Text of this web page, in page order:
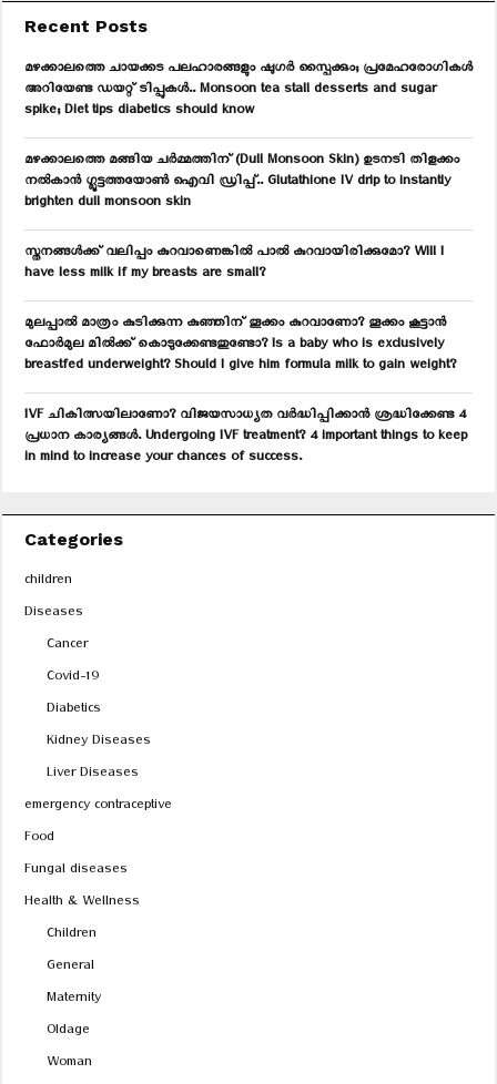
c
f
o
r
:
A
C
Recent Posts
മഴക്കാലത്തെ ചായക്കട പലഹാരങ്ങളും ഷുഗർ സ്പൈക്കും; പ്രമേഹരോഗികൾ
അറിയേണ്ട ഡയറ്റ് ടിപ്പുകൾ.. Monsoon tea stall desserts and sugar
spike; Diet tips diabetics should know
മഴക്കാലത്തെ മങ്ങിയ ചർമ്മത്തിന് (Dull Monsoon Skin) ഉടനടി തിളക്കം
നൽകാൻ ഗ്ലൂട്ടത്തയോൺ ഐവി ഡ്രിപ്പ്.. Glutathione IV drip to instantly
brighten dull monsoon skin
സ്തനങ്ങൾക്ക് വലിപ്പം കുറവാണെങ്കിൽ പാൽ കുറവായിരിക്കുമോ? Will I
have less milk if my breasts are small?
മുലപ്പാൽ മാത്രം കുടിക്കുന്ന കുഞ്ഞിന് തൂക്കം കുറവാണോ? തൂക്കം കൂട്ടാൻ
ഫോർമുല മിൽക്ക് കൊടുക്കേണ്ടതുണ്ടോ? Is a baby who is exclusively
breastfed underweight? Should I give him formula milk to gain weight?
IVF ചികിത്സയിലാണോ? വിജയസാധ്യത വർദ്ധിപ്പിക്കാൻ ശ്രദ്ധിക്കേണ്ട 4
പ്രധാന കാര്യങ്ങൾ. Undergoing IVF treatment? 4 important things to keep
in mind to increase your chances of success.
Categories
children
Diseases
Cancer
Covid-19
Diabetics
Kidney Diseases
Liver Diseases
emergency contraceptive
Food
Fungal diseases
Health & Wellness
Children
General
Maternity
Oldage
Woman